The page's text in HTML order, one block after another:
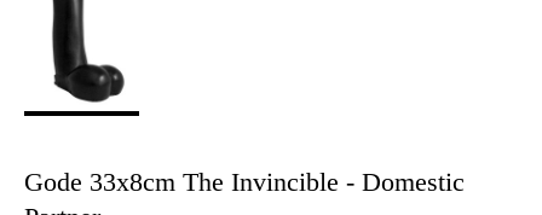
Gode 33x8cm The Invincible - Domestic